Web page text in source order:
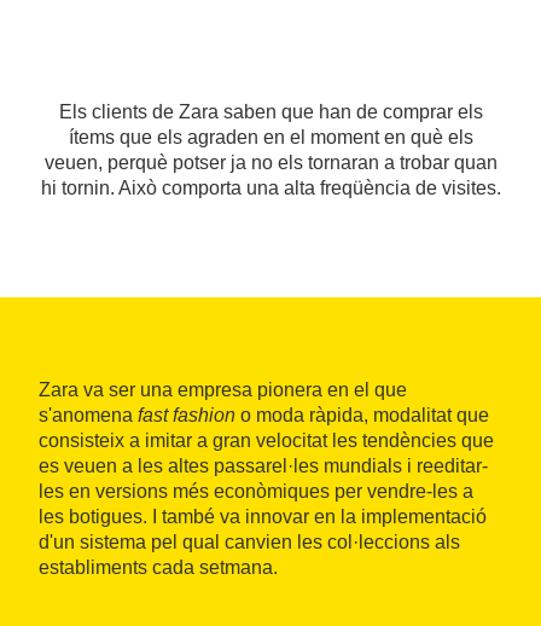
Els clients de Zara saben que han de comprar els
ítems que els agraden en el moment en què els
veuen, perquè potser ja no els tornaran a trobar quan
hi tornin. Això comporta una alta freqüència de visites.
Zara va ser una empresa pionera en el que
s'anomena fast fashion o moda ràpida, modalitat que
consisteix a imitar a gran velocitat les tendències que
es veuen a les altes passarel·les mundials i reeditar-
les en versions més econòmiques per vendre-les a
les botigues. I també va innovar en la implementació
d'un sistema pel qual canvien les col·leccions als
establiments cada setmana.